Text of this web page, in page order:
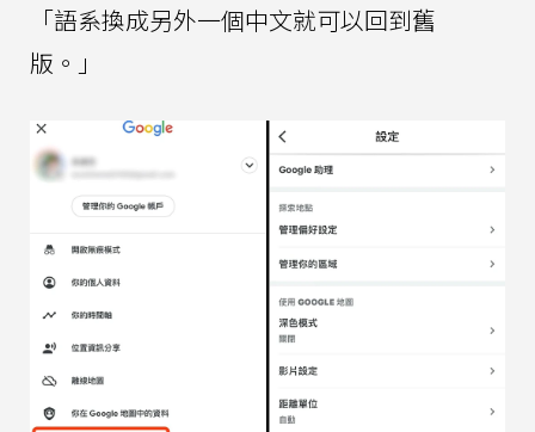
「語系換成另外一個中文就可以回到舊
版。」